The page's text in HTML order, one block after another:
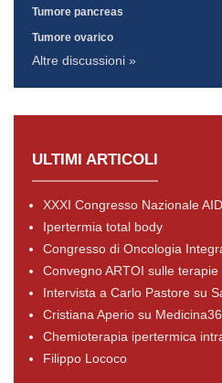
Tumore pancreas
Tumore ovarico
Altre discussioni »
ULTIMI ARTICOLI
XXXI Congresso Nazionale
Ipertermia total body
Congresso di Oncologia
Convegno ARTOI sulle
Intervista a Carlo Pastore su
Cristiana Aperio su
Chemioterapia ipertermica
Filippo Lococo